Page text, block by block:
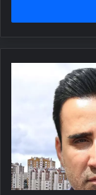
gayrimenkule
sahip
olduğu
ev